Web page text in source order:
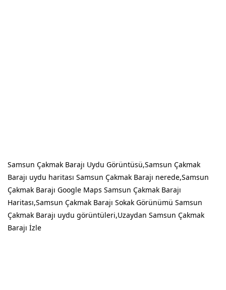
Samsun Çakmak Barajı Uydu Görüntüsü,Samsun Çakmak
Barajı uydu haritası Samsun Çakmak Barajı nerede,Samsun
Çakmak Barajı Google Maps Samsun Çakmak Barajı
Haritası,Samsun Çakmak Barajı Sokak Görünümü Samsun
Çakmak Barajı uydu görüntüleri,Uzaydan Samsun Çakmak
Barajı İzle